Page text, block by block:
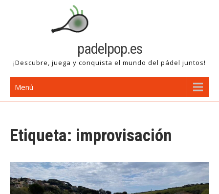
padelpop.es
¡Descubre, juega y conquista el mundo del pádel juntos!
Menú
Etiqueta: improvisación